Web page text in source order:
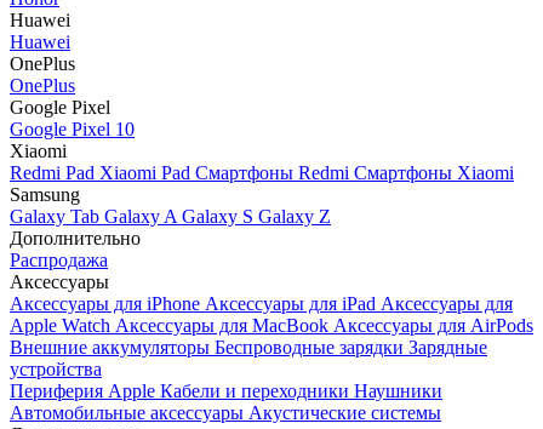
Huawei
Huawei
OnePlus
OnePlus
Google Pixel
Google Pixel 10
Xiaomi
Redmi Pad Xiaomi Pad Смартфоны Redmi Смартфоны Xiaomi
Samsung
Galaxy Tab Galaxy A Galaxy S Galaxy Z
Дополнительно
Распродажа
Аксессуары
Аксессуары для iPhone Аксессуары для iPad Аксессуары для
Apple Watch Аксессуары для MacBook Аксессуары для AirPods
Внешние аккумуляторы Беспроводные зарядки Зарядные
устройства
Периферия Apple Кабели и переходники Наушники
Автомобильные аксессуары Акустические системы